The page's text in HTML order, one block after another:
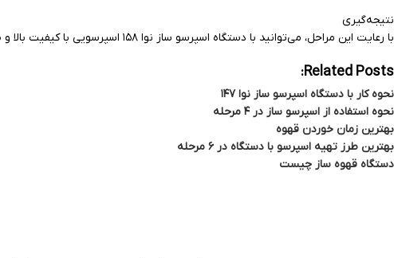
نتیجه‌گیری
با رعایت این مراحل، می‌توانید با دستگاه اسپرسو ساز نوا ۱۵۸ اسپرسویی با کیفیت بالا و طعمی عالی تهیه کنید. استفاده منظم از دستگاه و نگهداری مناسب از آن، به افزایش طول عمر دستگاه و حفظ کیفیت قهوه کمک می‌کند.
Related Posts:
نحوه کار با دستگاه اسپرسو ساز نوا ۱۴۷
نحوه استفاده از اسپرسو ساز در ۴ مرحله
بهترین زمان خوردن قهوه
بهترین طرز تهیه اسپرسو با دستگاه در ۶ مرحله
دستگاه قهوه ساز چیست